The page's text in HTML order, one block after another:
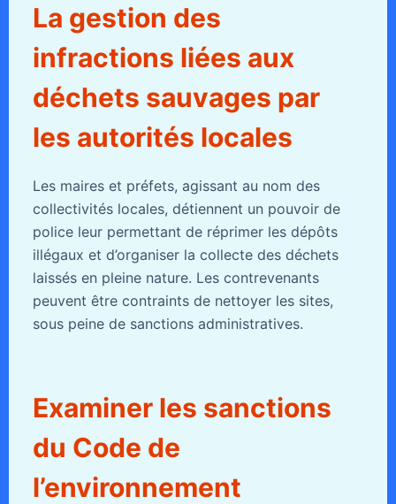
La gestion des
infractions liées aux
déchets sauvages par
les autorités locales
Les maires et préfets, agissant au nom des
collectivités locales, détiennent un pouvoir de
police leur permettant de réprimer les dépôts
illégaux et d’organiser la collecte des déchets
laissés en pleine nature. Les contrevenants
peuvent être contraints de nettoyer les sites,
sous peine de sanctions administratives.
Examiner les sanctions
du Code de
l’environnement